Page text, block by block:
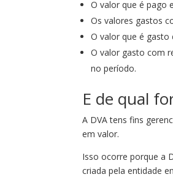
O valor que é pago
Os valores gastos
O valor que é
O valor gasto com
no período.
E de qual
A DVA tens fins
em valor.
Isso ocorre porque a
criada pela entidade